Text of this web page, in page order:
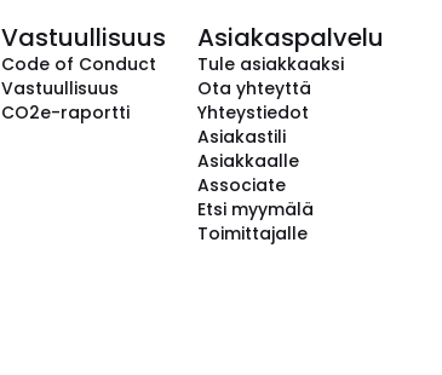
Vastuullisuus
Code of Conduct
Vastuullisuus
CO2e-raportti
Asiakaspalvelu
Tule asiakkaaksi
Ota yhteyttä
Yhteystiedot
Asiakastili
Asiakkaalle
Associate
Etsi myymälä
Toimittajalle